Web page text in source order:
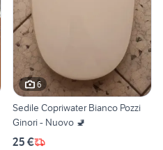
6
Sedile Copriwater Bianco Pozzi
Ginori - Nuovo 🚽
25 €